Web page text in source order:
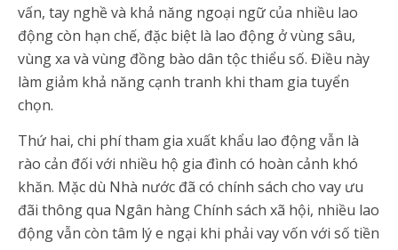
vấn, tay nghề và khả năng ngoại ngữ của nhiều lao
động còn hạn chế, đặc biệt là lao động ở vùng sâu,
vùng xa và vùng đồng bào dân tộc thiểu số. Điều này
làm giảm khả năng cạnh tranh khi tham gia tuyển
chọn.
Thứ hai, chi phí tham gia xuất khẩu lao động vẫn là
rào cản đối với nhiều hộ gia đình có hoàn cảnh khó
khăn. Mặc dù Nhà nước đã có chính sách cho vay ưu
đãi thông qua Ngân hàng Chính sách xã hội, nhiều lao
động vẫn còn tâm lý e ngại khi phải vay vốn với số tiền